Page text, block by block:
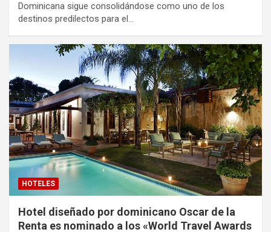
Dominicana sigue consolidándose como uno de los
destinos predilectos para el…
HOTELES
Hotel diseñado por dominicano Oscar de la
Renta es nominado a los «World Travel Awards